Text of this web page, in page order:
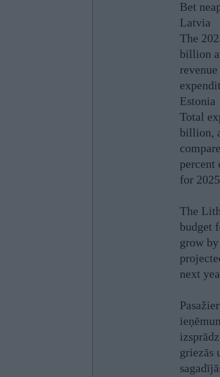
Bet
Latvia
The
billion
Estonia
Total
billion,
percent
for 2025
The
budget
grow
next
griezās